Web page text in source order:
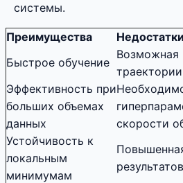
системы.
Преимущества
Недостатки
Быстрое обучение
Возможная
Эффективность при
больших объемах
данных
скорости
Устойчивость к
локальным
минимумам